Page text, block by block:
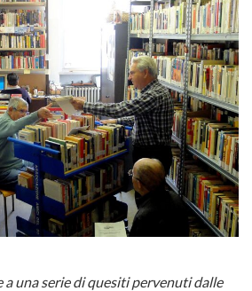
a una serie di quesiti pervenuti dalle